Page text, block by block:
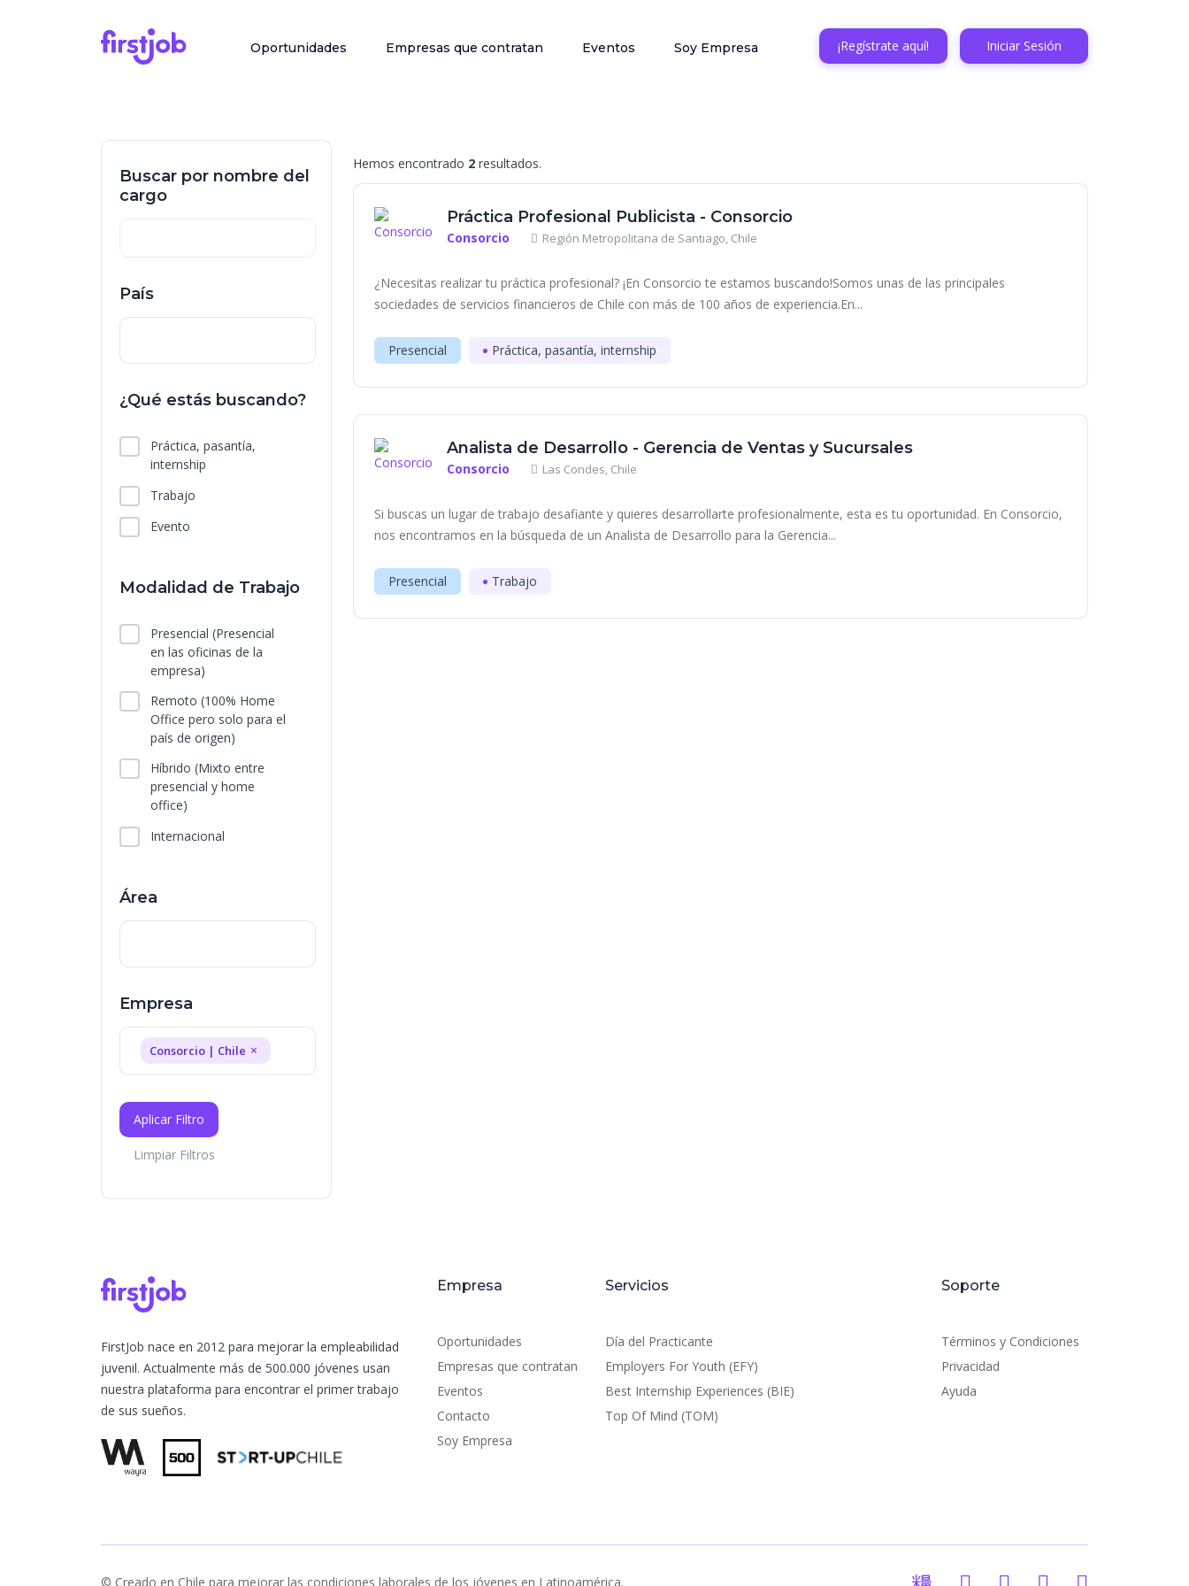
Oportunidades Empresas que contratan Eventos Soy Empresa ¡Regístrate aquí! Iniciar Sesión
Hemos encontrado 2 resultados.
Práctica Profesional Publicista - Consorcio
Consorcio Región Metropolitana de Santiago, Chile
¿Necesitas realizar tu práctica profesional? ¡En Consorcio te estamos buscando!Somos unas de las principales
sociedades de servicios financieros de Chile con más de 100 años de experiencia.En...
Presencial Práctica, pasantía, internship
Analista de Desarrollo - Gerencia de Ventas y Sucursales
Consorcio Las Condes, Chile
Si buscas un lugar de trabajo desafiante y quieres desarrollarte profesionalmente, esta es tu oportunidad. En Consorcio,
nos encontramos en la búsqueda de un Analista de Desarrollo para la Gerencia...
Presencial Trabajo
Buscar por nombre del
cargo
País
¿Qué estás buscando?
Práctica, pasantía,
internship
Trabajo
Evento
Modalidad de Trabajo
Presencial (Presencial
en las oficinas de la
empresa)
Remoto (100% Home
Office pero solo para el
país de origen)
Híbrido (Mixto entre
presencial y home
office)
Internacional
Área
Empresa
Consorcio | Chile ×
Aplicar Filtro
Limpiar Filtros
FirstJob nace en 2012 para mejorar la empleabilidad
juvenil. Actualmente más de 500.000 jóvenes usan
nuestra plataforma para encontrar el primer trabajo
de sus sueños.
Empresa
Oportunidades
Empresas que contratan
Eventos
Contacto
Soy Empresa
Servicios
Día del Practicante
Employers For Youth (EFY)
Best Internship Experiences (BIE)
Top Of Mind (TOM)
Soporte
Términos y Condiciones
Privacidad
Ayuda
© Creado en Chile para mejorar las condiciones laborales de los jóvenes en Latinoamérica.